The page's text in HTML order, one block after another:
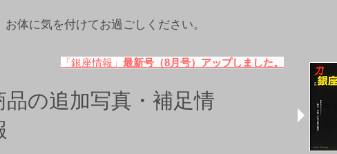
体に気を付けてお過ごしください。
「銀座情報」 最新号（8月号）アップしました。
の追加写真・補足情